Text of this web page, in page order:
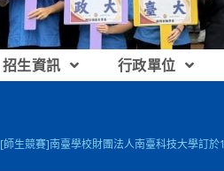
招生資訊 行政單位
[師生競賽]南臺學校財團法人南臺科技大學訂